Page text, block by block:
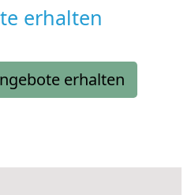
erhalten
erhalten